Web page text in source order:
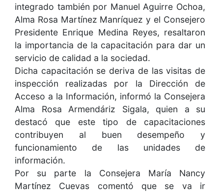
integrado también por Manuel Aguirre Ochoa,
Alma Rosa Martínez Manríquez y el Consejero
Presidente Enrique Medina Reyes, resaltaron
la importancia de la capacitación para dar un
servicio de calidad a la sociedad.
Dicha capacitación se deriva de las visitas de
inspección realizadas por la Dirección de
Acceso a la Información, informó la Consejera
Alma Rosa Armendáriz Sigala, quien a su
destacó que este tipo de capacitaciones
contribuyen al buen desempeño y
funcionamiento de las unidades de
información.
Por su parte la Consejera María Nancy
Martínez Cuevas comentó que se va ir